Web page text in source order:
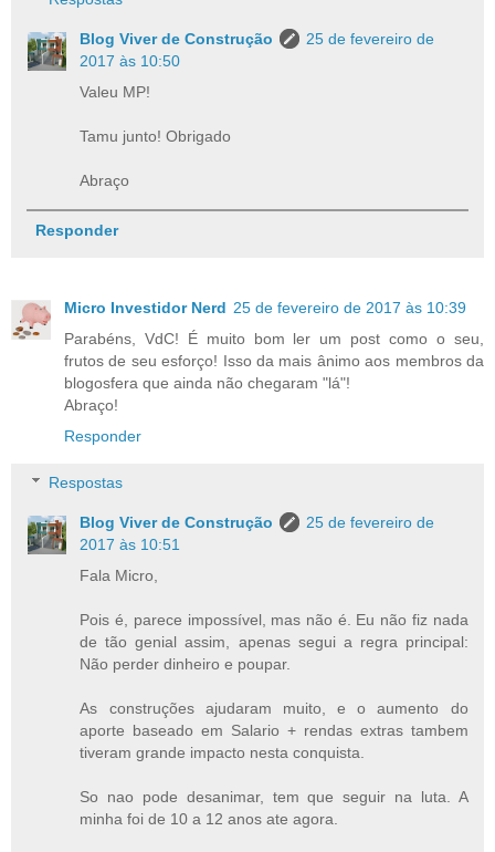
Blog Viver de Construção
25 de fevereiro de
2017 às 10:50
Valeu MP!
Tamu junto! Obrigado
Abraço
Responder
Micro Investidor Nerd 25 de fevereiro de 2017 às 10:39
Parabéns, VdC! É muito bom ler um post como o seu,
frutos de seu esforço! Isso da mais ânimo aos membros da
blogosfera que ainda não chegaram "lá"!
Abraço!
Responder
Respostas
Blog Viver de Construção
25 de fevereiro de
2017 às 10:51
Fala Micro,
Pois é, parece impossível, mas não é. Eu não fiz nada
de tão genial assim, apenas segui a regra principal:
Não perder dinheiro e poupar.
As construções ajudaram muito, e o aumento do
aporte baseado em Salario + rendas extras tambem
tiveram grande impacto nesta conquista.
So nao pode desanimar, tem que seguir na luta. A
minha foi de 10 a 12 anos ate agora.